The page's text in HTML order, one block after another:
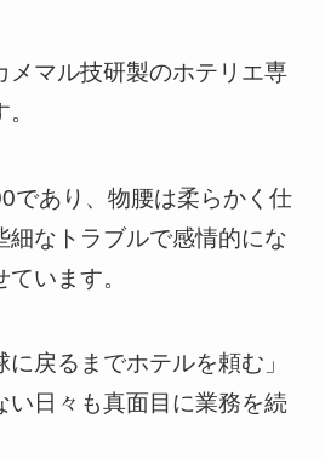
メマル技研製のホテリエ専
であり、物腰は柔らかく仕
細なトラブルで感情的にな
います。
戻るまでホテルを頼む」
い日々も真面目に業務を続